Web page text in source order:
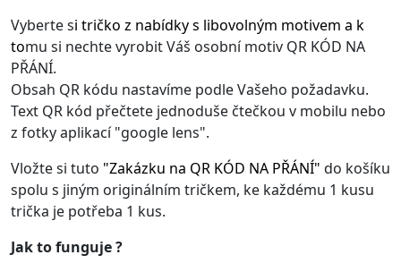
Vyberte si tričko z nabídky s libovolným motivem a k
tomu si nechte vyrobit Váš osobní motiv QR KÓD NA
PŘÁNÍ.
Obsah QR kódu nastavíme podle Vašeho požadavku.
Text QR kód přečtete jednoduše čtečkou v mobilu nebo
z fotky aplikací "google lens".
Vložte si tuto "Zakázku na QR KÓD NA PŘÁNÍ" do košíku
spolu s jiným originálním tričkem, ke každému 1 kusu
trička je potřeba 1 kus.
Jak to funguje ?